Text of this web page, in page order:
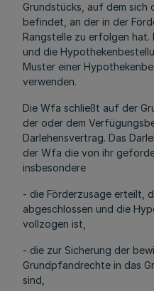
Grundstücks, auf dem
befindet, an der in der
Rangstelle zu erfolgen hat.
und die
Muster einer
verwenden.
Die Wfa schließt auf der
der oder dem
Darlehensvertrag. Das
der Wfa die von ihr
insbesondere
- die Förderzusage erteilt,
abgeschlossen und die
vollzogen ist,
- die zur Sicherung der
Grundpfandrechte in das
sind,